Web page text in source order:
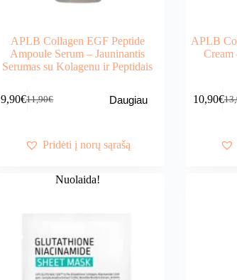
APLB Collagen EGF Peptide
Ampoule Serum – Jauninantis
Serumas su Kolagenu ir Peptidais
11,90€
Original
11,90€.
9,90€Current
9,90€.
Daugiau
Pridėti į norų sąrašą
APLB
Cream
10,90€
Nuolaida!